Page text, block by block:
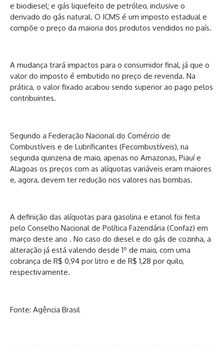
e biodiesel; e gás liquefeito de petróleo, inclusive o
derivado do gás natural. O ICMS é um imposto estadual e
compõe o preço da maioria dos produtos vendidos no país.
A mudança trará impactos para o consumidor final, já que o
valor do imposto é embutido no preço de revenda. Na
prática, o valor fixado acabou sendo superior ao pago pelos
contribuintes.
Segundo a Federação Nacional do Comércio de
Combustíveis e de Lubrificantes (Fecombustíveis), na
segunda quinzena de maio, apenas no Amazonas, Piauí e
Alagoas os preços com as alíquotas variáveis eram maiores
e, agora, devem ter redução nos valores nas bombas.
A definição das alíquotas para gasolina e etanol foi feita
pelo Conselho Nacional de Política Fazendária (Confaz) em
março deste ano . No caso do diesel e do gás de cozinha, a
alteração já está valendo desde 1º de maio, com uma
cobrança de R$ 0,94 por litro e de R$ 1,28 por quilo,
respectivamente.
Fonte: Agência Brasil